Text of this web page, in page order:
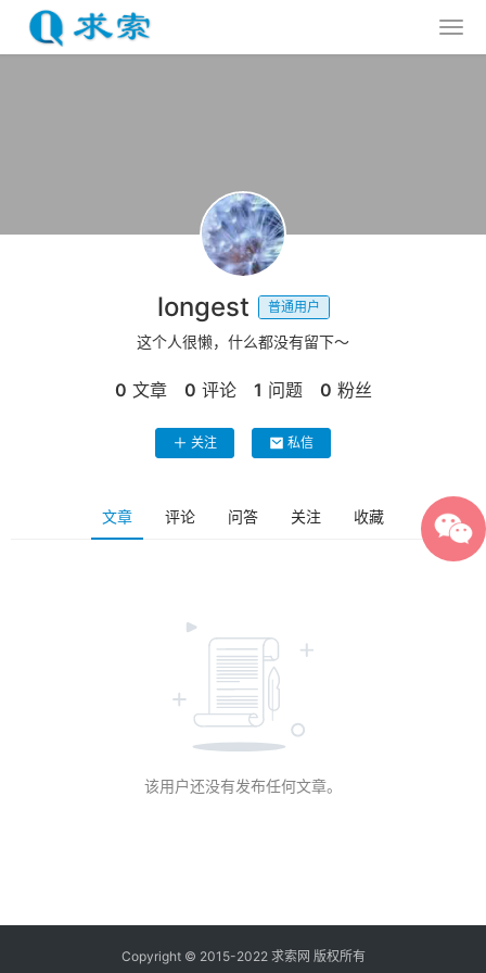
longest 普通用户
这个人很懒，什么都没有留下～
0 文章 0 评论 1 问题 0 粉丝
关注 私信
文章 评论 问答 关注 收藏
该用户还没有发布任何文章。
Copyright © 2015-2022 求索网 版权所有